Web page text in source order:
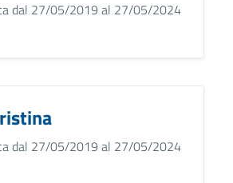
dal 27/05/2019 al 27/05/2024
dal 27/05/2019 al 27/05/2024